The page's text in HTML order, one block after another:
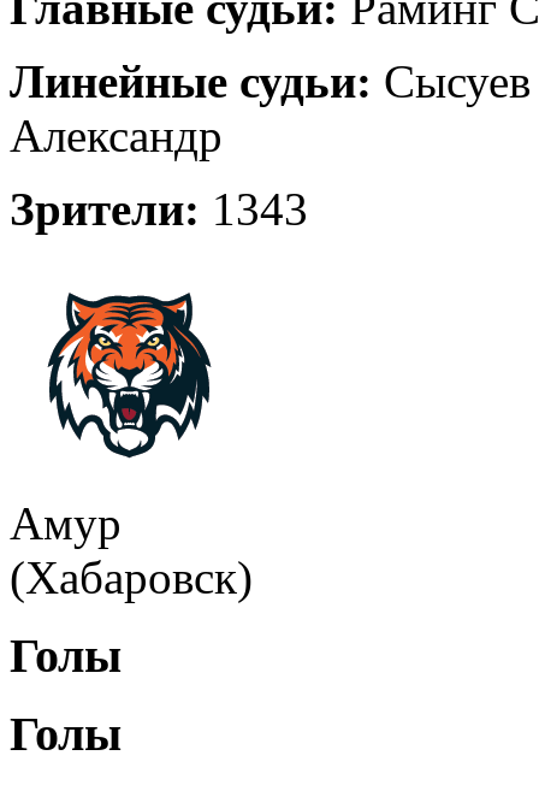
Линейные судьи:
Александр
Зрители: 1343
Амур
(Хабаровск)
Голы
Голы